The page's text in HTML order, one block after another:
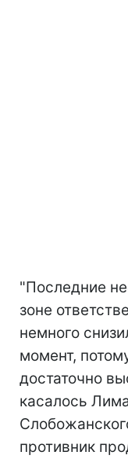
"Последние
зоне
немного
момент,
достаточно
касалось
противник